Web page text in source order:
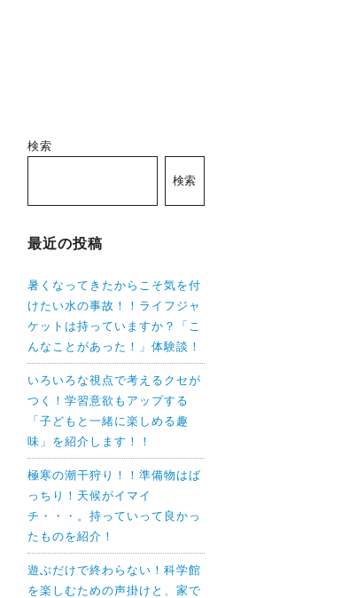
検索
検索
最近の投稿
暑くなってきたからこそ気を付
けたい水の事故！！ライフジャ
ケットは持っていますか？「こ
んなことがあった！」体験談！
いろいろな視点で考えるクセが
つく！学習意欲もアップする
「子どもと一緒に楽しめる趣
味」を紹介します！！
極寒の潮干狩り！！準備物はば
っちり！天候がイマイ
チ・・・。持っていって良かっ
たものを紹介！
遊ぶだけで終わらない！科学館
を楽しむための声掛けと、家で